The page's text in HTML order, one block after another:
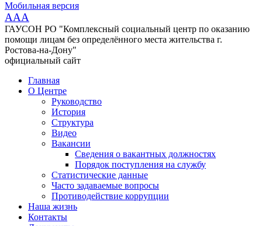
Мобильная версия
AAA
ГАУСОН РО "Комплексный социальный центр по оказанию
помощи лицам без определённого места жительства г.
Ростова-на-Дону"
официальный сайт
Главная
О Центре
Руководство
История
Структура
Видео
Вакансии
Сведения о вакантных должностях
Порядок поступления на службу
Статистические данные
Часто задаваемые вопросы
Противодействие коррупции
Наша жизнь
Контакты